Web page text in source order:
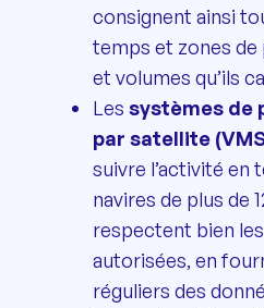
consignent ainsi
temps et zones de
et volumes qu’ils
Les systèmes de
par satellite
suivre l’activité en
navires de plus de
respectent bien
autorisées, en
réguliers des